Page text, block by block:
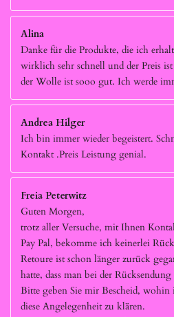
Alina
Danke für die Produkte, die ich
wirklich sehr schnell und der Preis
der Wolle ist sooo gut. Ich werde
Andrea Hilger
Ich bin immer wieder begeistert.
Kontakt .Preis Leistung genial.
Freia Peterwitz
Guten Morgen,
trotz aller Versuche, mit Ihnen
Pay Pal, bekomme ich keinerlei
Retoure ist schon länger zurück
hatte, dass man bei der
Bitte geben Sie mir Bescheid,
diese Angelegenheit zu klären.